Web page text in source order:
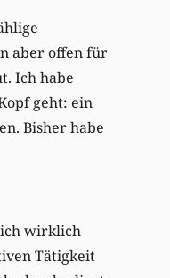
aber offen für
Ich habe
geht: ein
Bisher habe
wirklich
Tätigkeit